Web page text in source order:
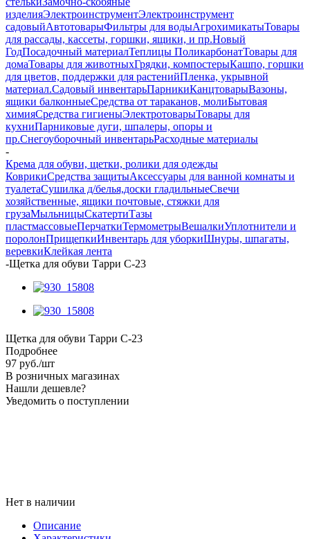
изделияЭлектроинструментЭлектроинструмент
садовыйАвтотоварыФильтры для водыАгрохимикатыТовары
для рассады, кассеты, горшки, ящики, и пр.Новый
ГодПосадочный материалТеплицы ПоликарбонатТовары для
домаТовары для животныхГрядки, компостерыКашпо, горшки
для цветов, поддержки для растенийПленка, укрывной
материал.Садовый инвентарьПарникиКанцтоварыВазоны,
ящики балконныеСредства от тараканов, молиБытовая
химияСредства гигиеныЭлектротоварыТовары для
кухниПарниковые дуги, шпалеры, опоры и
пр.Снегоуборочный инвентарьРасходные материалы
-
Крема для обуви, щетки, ролики для одежды
КоврикиСредства защитыАксессуары для ванной комнаты и
туалетаСушилка д/белья,доски гладильныеСвечи
хозяйственные, ящики почтовые, стяжки для
грузаМыльницыСкатертиТазы
пластмассовыеПерчаткиТермометрыВешалкиУплотнители и
поролонПрищепкиИнвентарь для уборкиШнуры, шпагаты,
веревкиКлейкая лента
-Щетка для обуви Тарри С-23
Щетка для обуви Тарри С-23
Подробнее
97 руб./шт
В розничных магазинах
Нашли дешевле?
Уведомить о поступлении
Нет в наличии
Описание